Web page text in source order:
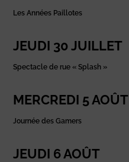
Les Années Paillotes
JEUDI 30 JUILLET
Spectacle de rue « Splash »
MERCREDI 5 AOÛT
Journée des Gamers
JEUDI 6 AOÛT